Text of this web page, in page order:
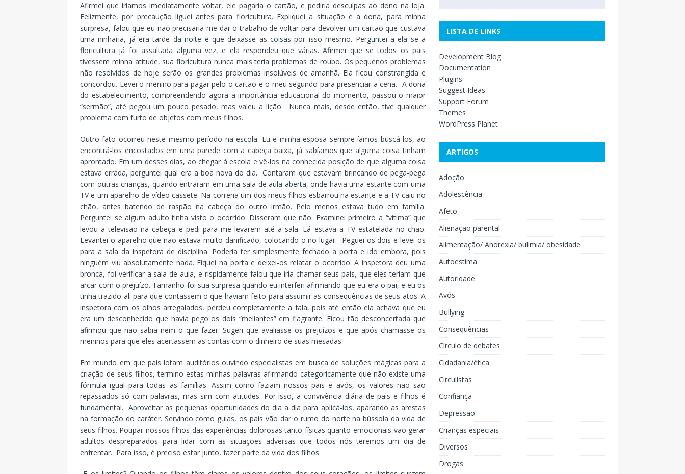
Afirmei que iríamos imediatamente voltar, ele pagaria o cartão, e pediria desculpas ao dono na loja.
Felizmente, por precaução liguei antes para floricultura. Expliquei a situação e a dona, para minha
surpresa, falou que eu não precisaria me dar o trabalho de voltar para devolver um cartão que custava
uma ninharia, já era tarde da noite e que deixasse as coisas por isso mesmo. Perguntei a ela se a
floricultura já foi assaltada alguma vez, e ela respondeu que várias. Afirmei que se todos os pais
tivessem minha atitude, sua floricultura nunca mais teria problemas de roubo. Os pequenos problemas
não resolvidos de hoje serão os grandes problemas insolúveis de amanhã. Ela ficou constrangida e
concordou. Levei o menino para pagar pelo o cartão e o meu segundo para presenciar a cena. A dona
do estabelecimento, compreendendo agora a importância educacional do momento, passou o maior
“sermão”, até pegou um pouco pesado, mas valeu a lição. Nunca mais, desde então, tive qualquer
problema com furto de objetos com meus filhos.
Outro fato ocorreu neste mesmo período na escola. Eu e minha esposa sempre íamos buscá-los, ao
encontrá-los encostados em uma parede com a cabeça baixa, já sabíamos que alguma coisa tinham
aprontado. Em um desses dias, ao chegar à escola e vê-los na conhecida posição de que alguma coisa
estava errada, perguntei qual era a boa nova do dia. Contaram que estavam brincando de pega-pega
com outras crianças, quando entraram em uma sala de aula aberta, onde havia uma estante com uma
TV e um aparelho de vídeo cassete. Na correria um dos meus filhos esbarrou na estante e a TV caiu no
chão, antes batendo de raspão na cabeça do outro irmão. Pelo menos estava tudo em família.
Perguntei se algum adulto tinha visto o ocorrido. Disseram que não. Examinei primeiro a “vítima” que
levou a televisão na cabeça e pedi para me levarem até a sala. Lá estava a TV estatelada no chão.
Levantei o aparelho que não estava muito danificado, colocando-o no lugar. Peguei os dois e levei-os
para a sala da inspetora de disciplina. Poderia ter simplesmente fechado a porta e ido embora, pois
ninguém viu absolutamente nada. Fiquei na porta e deixei-os relatar o ocorrido. A inspetora deu uma
bronca, foi verificar a sala de aula, e rispidamente falou que iria chamar seus pais, que eles teriam que
arcar com o prejuízo. Tamanho foi sua surpresa quando eu interferi afirmando que eu era o pai, e eu os
tinha trazido ali para que contassem o que haviam feito para assumir as consequências de seus atos. A
inspetora com os olhos arregalados, perdeu completamente a fala, pois até então ela achava que eu
era um desconhecido que havia pego os dois “meliantes” em flagrante. Ficou tão desconcertada que
afirmou que não sabia nem o que fazer. Sugeri que avaliasse os prejuízos e que após chamasse os
meninos para que eles acertassem as contas com o dinheiro de suas mesadas.
Em mundo em que pais lotam auditórios ouvindo especialistas em busca de soluções mágicas para a
criação de seus filhos, termino estas minhas palavras afirmando categoricamente que não existe uma
fórmula igual para todas as famílias. Assim como faziam nossos pais e avós, os valores não são
repassados só com palavras, mas sim com atitudes. Por isso, a convivência diária de pais e filhos é
fundamental. Aproveitar as pequenas oportunidades do dia a dia para aplicá-los, aparando as arestas
na formação do caráter. Servindo como guias, os pais vão dar o rumo do norte na bússola da vida de
seus filhos. Poupar nossos filhos das experiências dolorosas tanto físicas quanto emocionais vão gerar
adultos despreparados para lidar com as situações adversas que todos nós teremos um dia de
enfrentar. Para isso, é preciso estar junto, fazer parte da vida dos filhos.
LISTA DE LINKS
Development Blog
Documentation
Plugins
Suggest Ideas
Support Forum
Themes
WordPress Planet
ARTIGOS
Adoção
Adolescência
Afeto
Alienação parental
Alimentação/ Anorexia/ bulimia/ obesidade
Autoestima
Autoridade
Avós
Bullying
Consequências
Círculo de debates
Cidadania/ética
Circulistas
Confiança
Depressão
Crianças especiais
Diversos
Drogas